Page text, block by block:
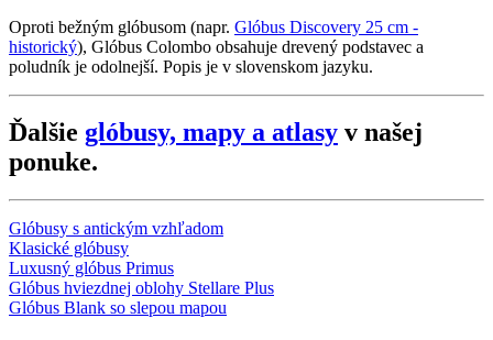
Oproti bežným glóbusom (napr. Glóbus Discovery 25 cm -
historický), Glóbus Colombo obsahuje drevený podstavec a
poludník je odolnejší. Popis je v slovenskom jazyku.
Ďalšie glóbusy, mapy a atlasy v našej
ponuke.
Glóbusy s antickým vzhľadom
Klasické glóbusy
Luxusný glóbus Primus
Glóbus hviezdnej oblohy Stellare Plus
Glóbus Blank so slepou mapou